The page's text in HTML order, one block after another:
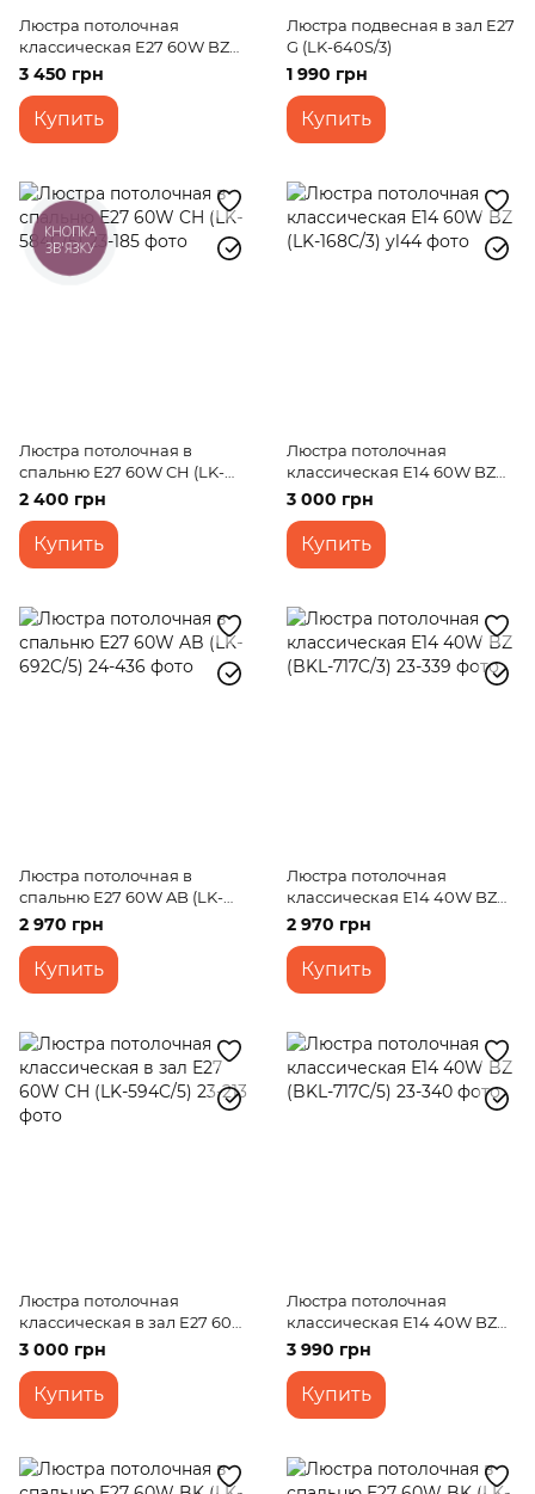
Люстра потолочная
классическая E27 60W BZ
(LK-271C/6)
3 450 грн
Купить
Люстра подвесная в зал E27
G (LK-640S/3)
1 990 грн
Купить
Люстра потолочная в
спальню E27 60W CH (LK-
584C/5)
2 400 грн
Купить
Люстра потолочная
классическая E14 60W BZ
(LK-168C/3)
3 000 грн
Купить
Люстра потолочная в
спальню E27 60W AB (LK-
692C/5)
2 970 грн
Купить
Люстра потолочная
классическая E14 40W BZ
(BKL-717C/3)
2 970 грн
Купить
Люстра потолочная
классическая в зал E27 60W
CH (LK-594C/5)
3 000 грн
Купить
Люстра потолочная
классическая E14 40W BZ
(BKL-717C/5)
3 990 грн
Купить
КНОПКА
ЗВ'ЯЗКУ